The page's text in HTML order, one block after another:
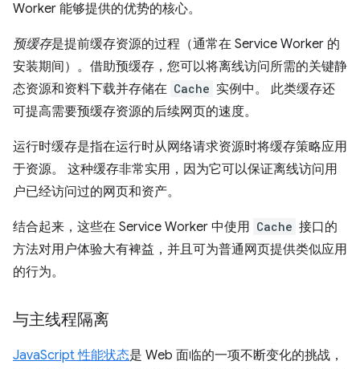
Worker 能够提供的优势的核心。
预缓存是提前缓存资源的过程（通常在 Service Worker 的
安装期间）。借助预缓存，您可以将离线访问所需的关键静
态资源和资料下载并存储在 Cache 实例中。 此类缓存还
可提高需要预缓存资源的后续网页的速度。
运行时缓存是指在运行时从网络请求资源时将缓存策略应用
于资源。
这种缓存非常实用，因为它可以保证离线访问用
户已经访问过的网页和资产。
结合起来，这些在 Service Worker 中使用 Cache 接口的
方法对用户体验大有裨益，并且可为普通网页提供类似应用
的行为。
与主线程隔离
JavaScript 性能状态是 Web 面临的一项不断变化的挑战，